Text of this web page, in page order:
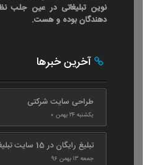
نوین تبلیغاتی در عین جلب
دهندگان بوده و هست.
آخرین خبرها
طراحی سایت شرکتی
یکشنبه ۲۴ بهمن ۰
تبلیغ رایگان در 15 سایت تبلیغاتی
جمعه ۱۳ بهمن ۹۶